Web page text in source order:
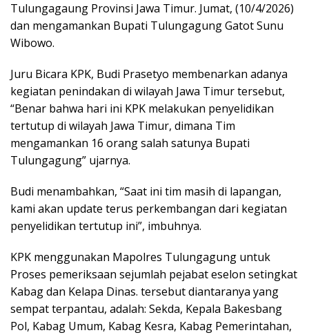
Tulungagaung Provinsi Jawa Timur. Jumat, (10/4/2026)
dan mengamankan Bupati Tulungagung Gatot Sunu
Wibowo.
Juru Bicara KPK, Budi Prasetyo membenarkan adanya
kegiatan penindakan di wilayah Jawa Timur tersebut,
“Benar bahwa hari ini KPK melakukan penyelidikan
tertutup di wilayah Jawa Timur, dimana Tim
mengamankan 16 orang salah satunya Bupati
Tulungagung” ujarnya.
Budi menambahkan, “Saat ini tim masih di lapangan,
kami akan update terus perkembangan dari kegiatan
penyelidikan tertutup ini”, imbuhnya.
KPK menggunakan Mapolres Tulungagung untuk
Proses pemeriksaan sejumlah pejabat eselon setingkat
Kabag dan Kelapa Dinas. tersebut diantaranya yang
sempat terpantau, adalah: Sekda, Kepala Bakesbang
Pol, Kabag Umum, Kabag Kesra, Kabag Pemerintahan,